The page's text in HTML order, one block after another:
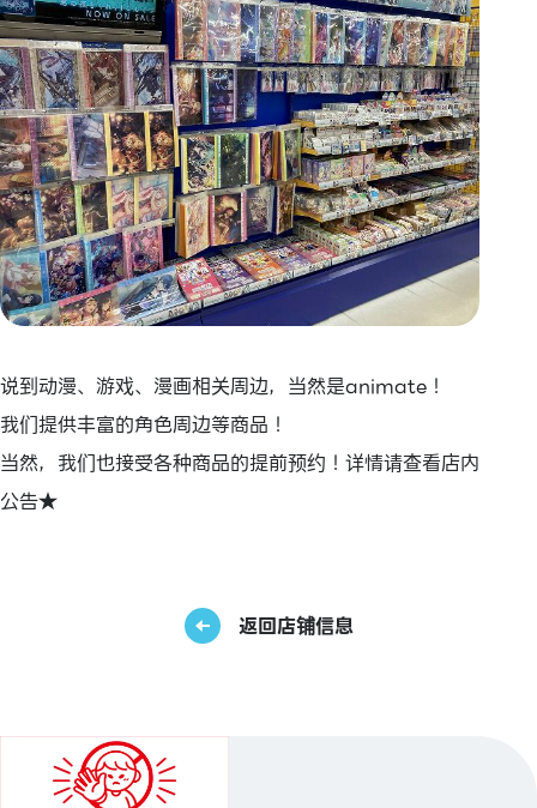
说到动漫、游戏、漫画相关周边，当然是animate！
我们提供丰富的角色周边等商品！
当然，我们也接受各种商品的提前预约！详情请查看店内
公告★
返回店铺信息